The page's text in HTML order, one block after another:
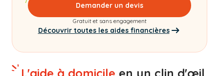
Demander un devis
Gratuit et sans engagement
Découvrir toutes les aides financières